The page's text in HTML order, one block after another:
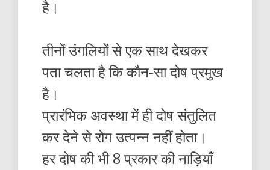
है।
तीनों उंगलियों से एक साथ देखकर
पता चलता है कि कौन-सा दोष प्रमुख
है।
प्रारंभिक अवस्था में ही दोष संतुलित
कर देने से रोग उत्पन्न नहीं होता।
हर दोष की भी 8 प्रकार की नाड़ियाँ